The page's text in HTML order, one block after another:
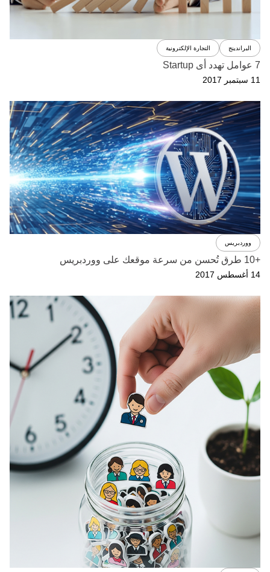
البراندينج التجارة الإلكترونية
7 عوامل تهدد أى Startup
11 سبتمبر 2017
ووردبريس
+10 طرق تُحسن من سرعة موقعك على ووردبريس
14 أغسطس 2017